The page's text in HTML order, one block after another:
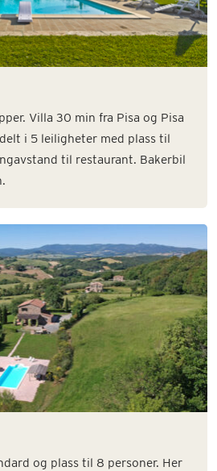
Villa 30 min fra Pisa og Pisa
i 5 leiligheter med plass til
til restaurant. Bakerbil
og plass til 8 personer. Her